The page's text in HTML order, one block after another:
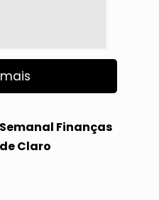
Finanças
Claro